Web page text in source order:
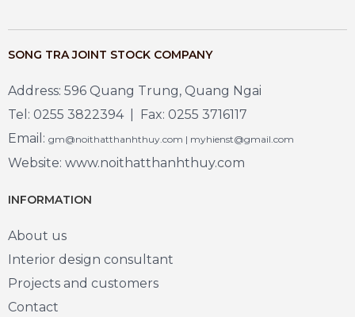
SONG TRA JOINT STOCK COMPANY
Address: 596 Quang Trung, Quang Ngai
Tel: 0255 3822394 | Fax: 0255 3716117
Email: gm@noithatthanhthuy.com | myhienst@gmail.com
Website: www.noithatthanhthuy.com
INFORMATION
About us
Interior design consultant
Projects and customers
Contact